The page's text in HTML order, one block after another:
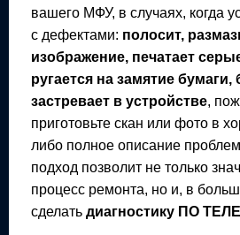
вашего МФУ, в случаях, когда
с дефектами: полосит,
изображение, печатает
ругается на замятие бумаги,
застревает в устройстве,
приготовьте скан или фото в
либо полное описание
подход позволит не только
процесс ремонта, но и, в
сделать диагностику ПО